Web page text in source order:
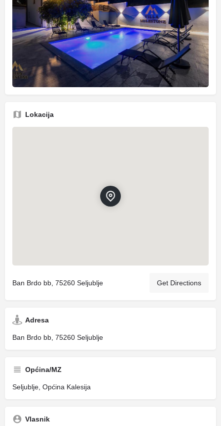
Lokacija
Ban Brdo bb, 75260 Seljublje Get Directions
Adresa
Ban Brdo bb, 75260 Seljublje
Općina/MZ
Seljublje, Općina Kalesija
Vlasnik